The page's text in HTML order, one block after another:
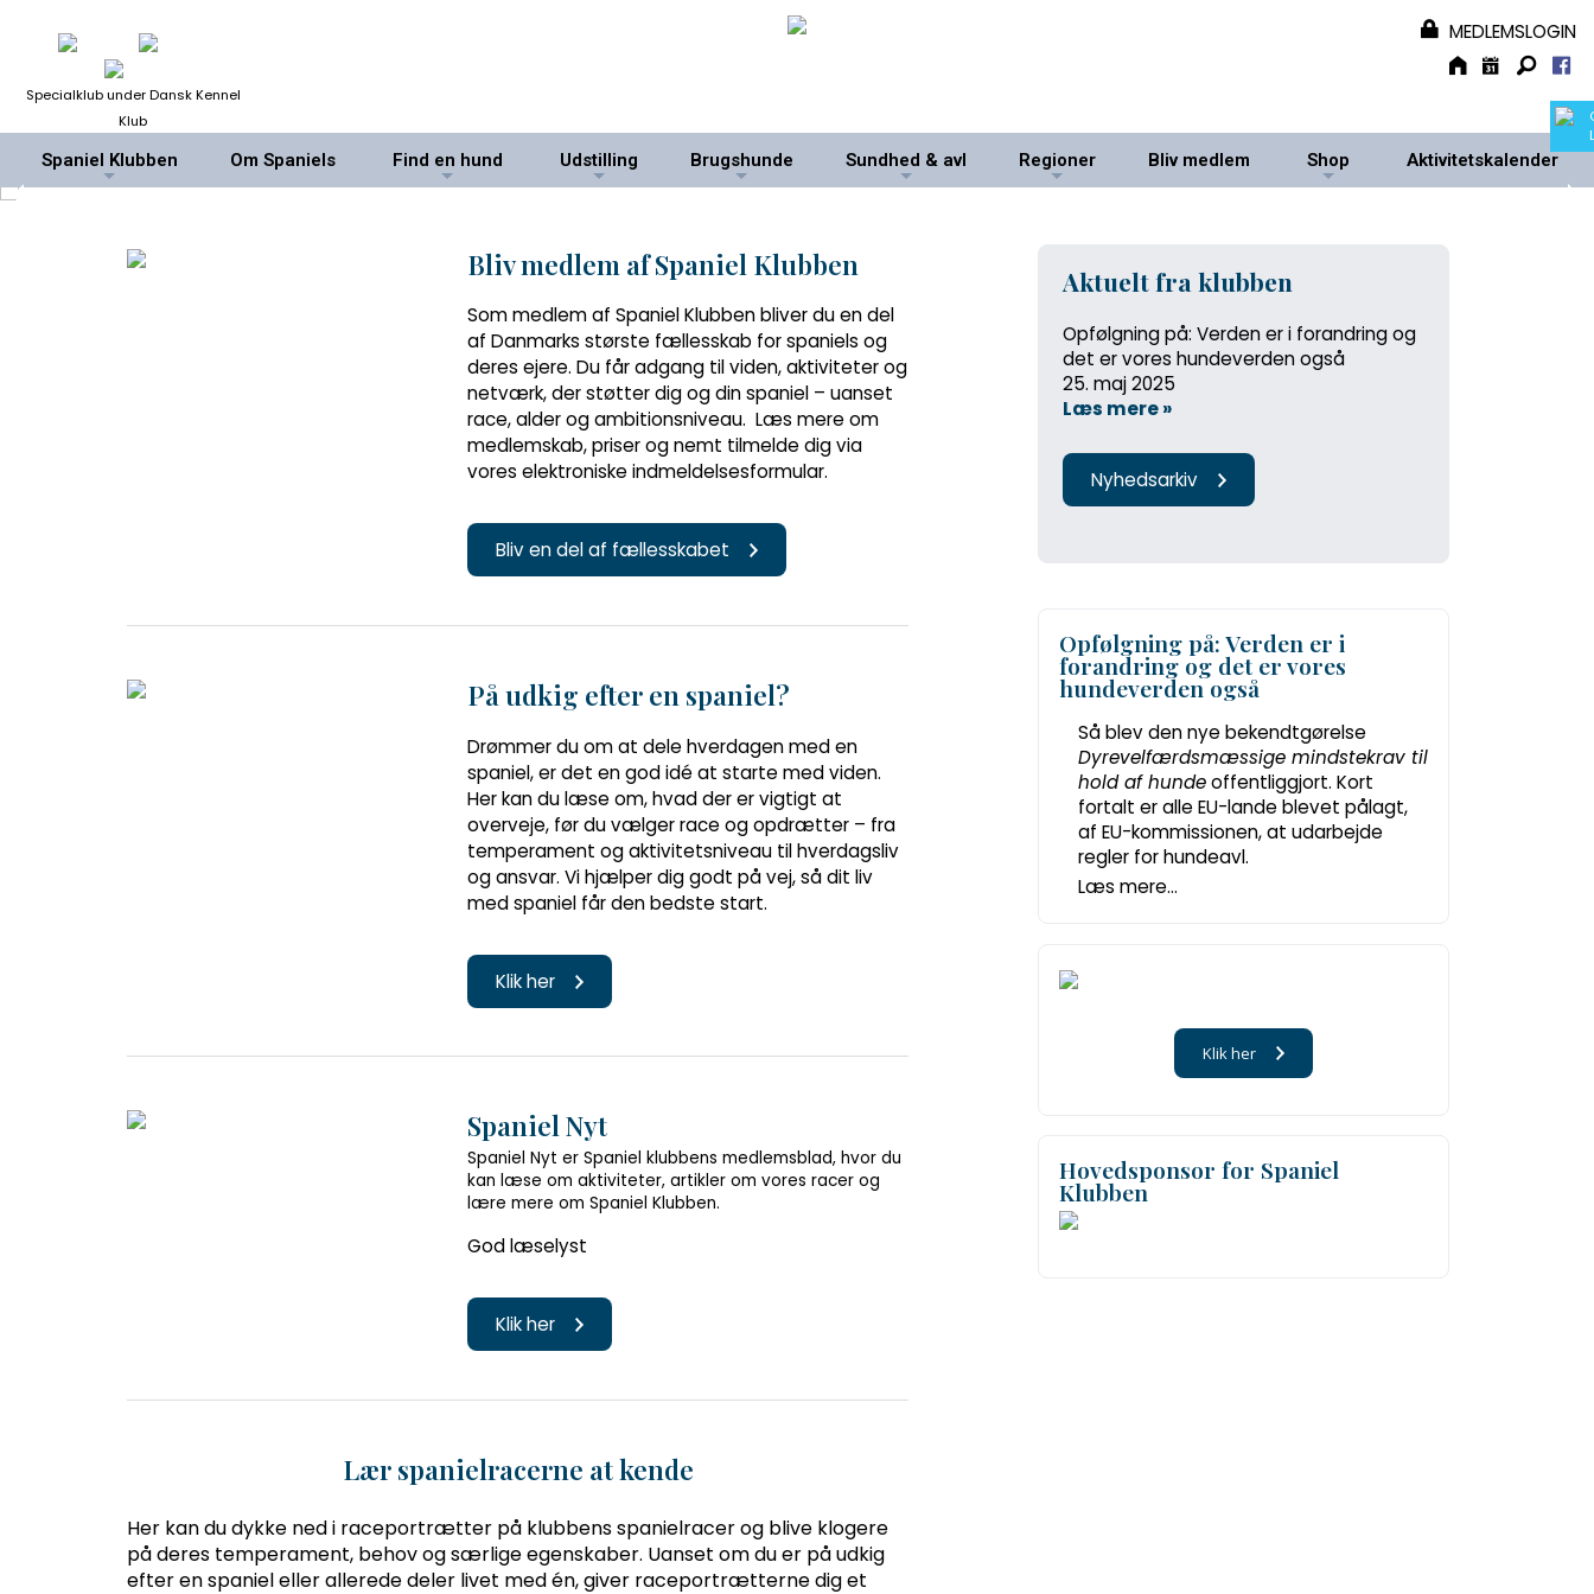
Specialklub under Dansk Kennel
Klub
MEDLEMSLOGIN
Spaniel Klubben Om Spaniels Find en hund Udstilling Brugshunde Sundhed & avl Regioner Bliv medlem Shop Aktivitetskalender
Bliv medlem af Spaniel Klubben
Som medlem af Spaniel Klubben bliver du en del
af Danmarks største fællesskab for spaniels og
deres ejere. Du får adgang til viden, aktiviteter og
netværk, der støtter dig og din spaniel – uanset
race, alder og ambitionsniveau. Læs mere om
medlemskab, priser og nemt tilmelde dig via
vores elektroniske indmeldelsesformular.
Bliv en del af fællesskabet
På udkig efter en spaniel?
Drømmer du om at dele hverdagen med en
spaniel, er det en god idé at starte med viden.
Her kan du læse om, hvad der er vigtigt at
overveje, før du vælger race og opdrætter – fra
temperament og aktivitetsniveau til hverdagsliv
og ansvar. Vi hjælper dig godt på vej, så dit liv
med spaniel får den bedste start.
Klik her
Spaniel Nyt
Spaniel Nyt er Spaniel klubbens medlemsblad, hvor du
kan læse om aktiviteter, artikler om vores racer og
lære mere om Spaniel Klubben.
God læselyst
Klik her
Lær spanielracerne at kende
Her kan du dykke ned i raceportrætter på klubbens spanielracer og blive klogere
på deres temperament, behov og særlige egenskaber. Uanset om du er på udkig
efter en spaniel eller allerede deler livet med én, giver raceportrætterne dig et
Aktuelt fra klubben
Opfølgning på: Verden er i forandring og
det er vores hundeverden også
25. maj 2025
Læs mere »
Nyhedsarkiv
Opfølgning på: Verden er i
forandring og det er vores
hundeverden også
Så blev den nye bekendtgørelse
Dyrevelfærdsmæssige mindstekrav til
hold af hundeoffentliggjort. Kort
fortalt er alle EU-lande blevet pålagt,
af EU-kommissionen, at udarbejde
regler for hundeavl.
Læs mere...
Klik her
Hovedsponsor for Spaniel
Klubben